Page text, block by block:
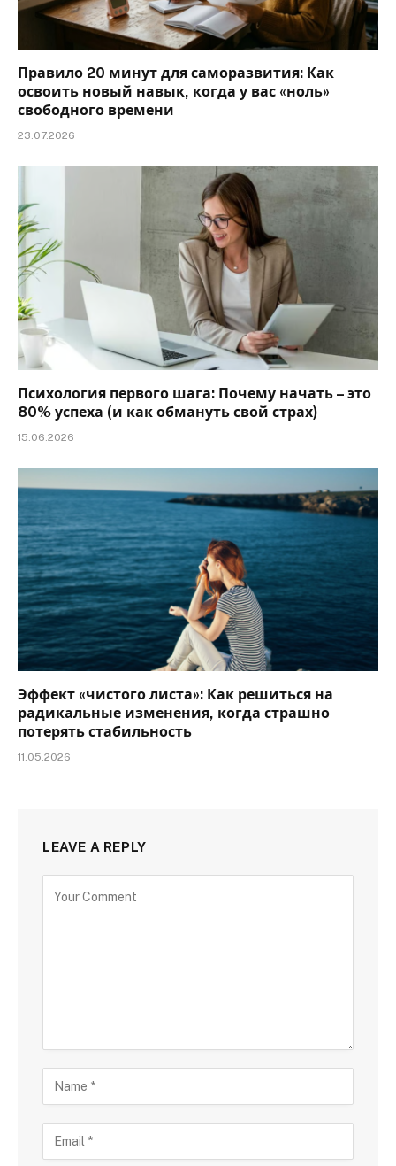
Правило 20 минут для саморазвития: Как
освоить новый навык, когда у вас «ноль»
свободного времени
23.07.2026
Психология первого шага: Почему начать – это
80% успеха (и как обмануть свой страх)
15.06.2026
Эффект «чистого листа»: Как решиться на
радикальные изменения, когда страшно
потерять стабильность
11.05.2026
LEAVE A REPLY